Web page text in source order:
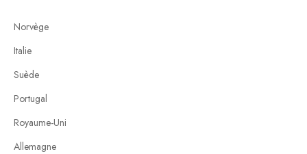
Norvège
Italie
Suède
Portugal
Royaume-Uni
Allemagne